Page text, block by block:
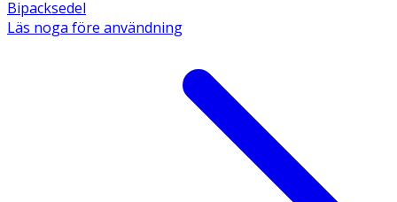
Bipacksedel
Läs noga före användning